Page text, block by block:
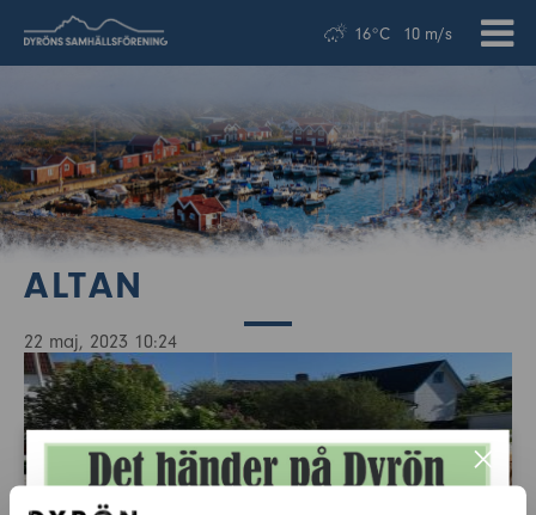
16°C 10 m/s
ALTAN
22 maj, 2023 10:24
×